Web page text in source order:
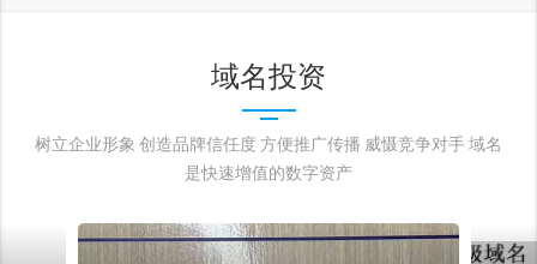
域名投资
树立企业形象 创造品牌信任度 方便推广传播 威慑竞争对手 域名
是快速增值的数字资产